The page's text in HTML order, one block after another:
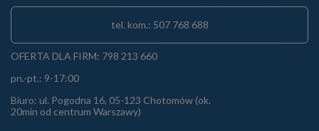
tel. kom.: 507 768 688
OFERTA DLA FIRM: 798 213 660
pn.-pt.: 9-17:00
Biuro: ul. Pogodna 16, 05-123 Chotomów (ok.
20min od centrum Warszawy)